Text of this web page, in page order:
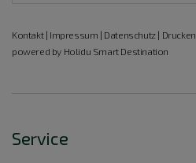
Kontakt| Impressum | Datenschutz| Drucken
powered by Holidu Smart Destination
Service